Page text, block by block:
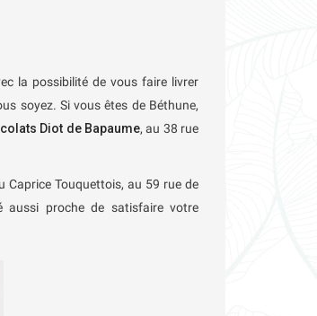
la possibilité de vous faire livrer
soyez. Si vous êtes de Béthune,
Diot de Bapaume, au 38 rue
Caprice Touquettois, au 59 rue de
aussi proche de satisfaire votre